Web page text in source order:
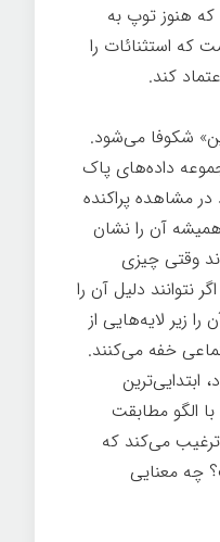
هنوز توپ به
که استثنائات را
کند.
شکوفا می‌شود.
داده‌های پاک
مشاهده پراکنده
آن را نشان
وقتی چیزی
نتوانند دلیل آن را
زیر لایه‌هایی از
خفه می‌کنند.
الگو مطابقت
ترغیب می‌کند که
چه معنایی